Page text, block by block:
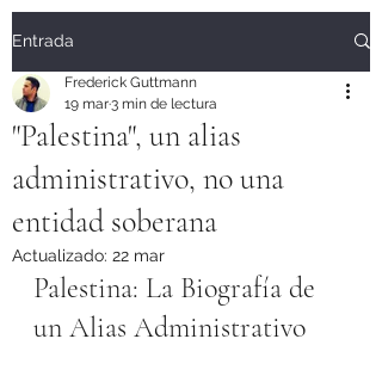
Entrada
"Palestina", un alias
administrativo, no una
entidad soberana
Frederick Guttmann
19 mar3 min de lectura
Actualizado: 22 mar
Palestina: La Biografía de
un Alias Administrativo